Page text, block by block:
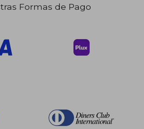
Formas de Pago